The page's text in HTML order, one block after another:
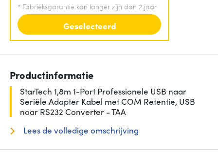
* Fabrieksgarantie kan langer zijn dan 2 jaar
Geselecteerd
Productinformatie
StarTech 1,8m 1-Port Professionele USB naar
Seriële Adapter Kabel met COM Retentie, USB
naar RS232 Converter - TAA
Lees de volledige omschrijving